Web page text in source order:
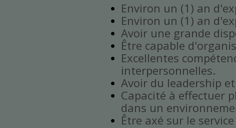
Environ un (1) an
Environ un (1) an
Avoir une grande
Être capable
Excellentes
interpersonnelles.
Avoir du leadership
Capacité à effectuer
dans un
Être axé sur le